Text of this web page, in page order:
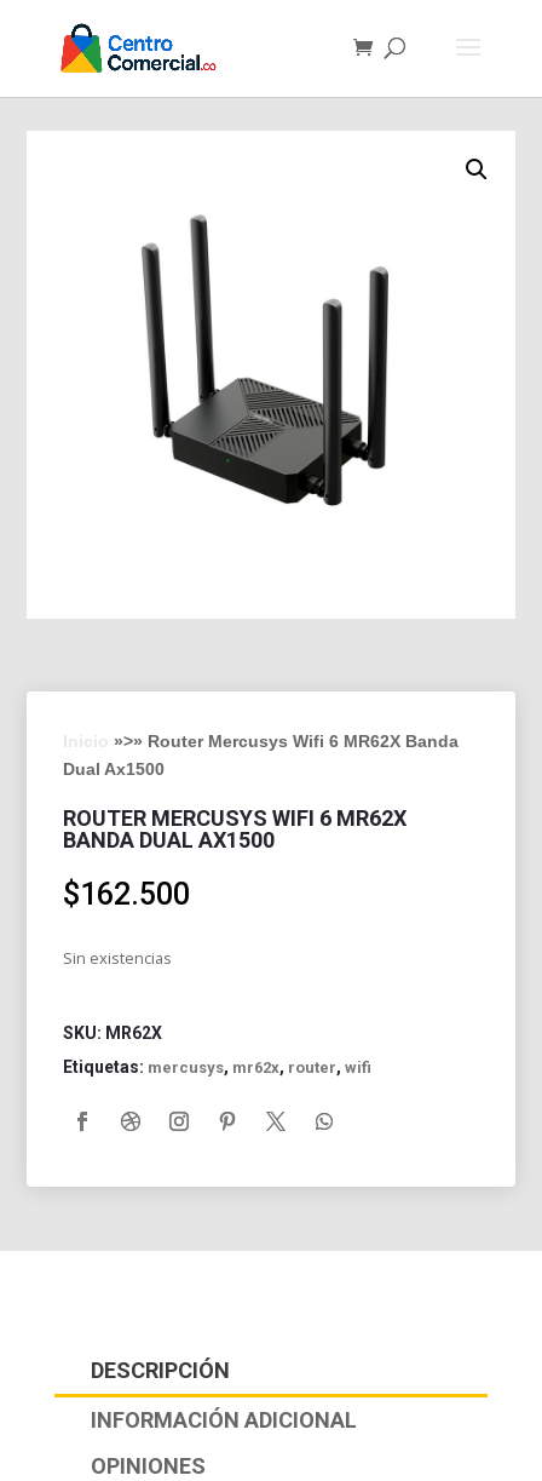
»>» Router Mercusys Wifi 6 MR62X Banda
Dual Ax1500
ROUTER MERCUSYS WIFI 6 MR62X
BANDA DUAL AX1500
$162.500
Sin existencias
SKU: MR62X
Etiquetas: mercusys, mr62x, router,wifi
DESCRIPCIÓN
INFORMACIÓN ADICIONAL
OPINIONES